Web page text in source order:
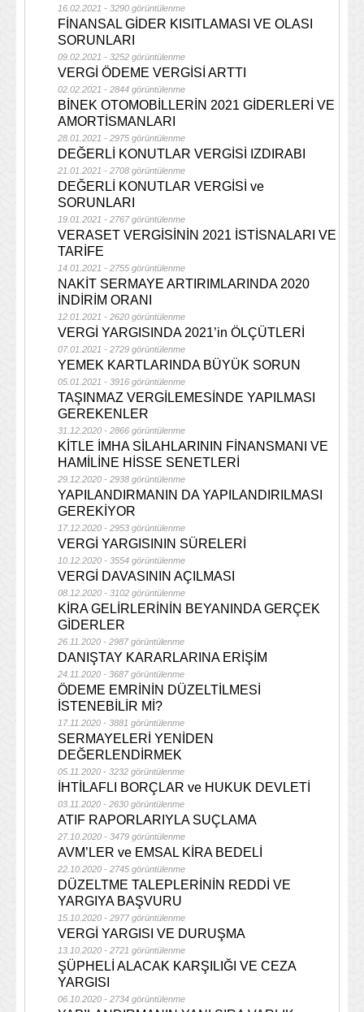
16.02.2021 - 3290 görüntülenme
FİNANSAL GİDER KISITLAMASI VE OLASI
SORUNLARI
09.02.2021 - 3252 görüntülenme
VERGİ ÖDEME VERGİSİ ARTTI
02.02.2021 - 2844 görüntülenme
BİNEK OTOMOBİLLERİN 2021 GİDERLERİ VE
AMORTİSMANLARI
28.01.2021 - 2975 görüntülenme
DEĞERLİ KONUTLAR VERGİSİ IZDIRABI
21.01.2021 - 2708 görüntülenme
DEĞERLİ KONUTLAR VERGİSİ ve
SORUNLARI
19.01.2021 - 2767 görüntülenme
VERASET VERGİSİNİN 2021 İSTİSNALARI VE
TARİFE
14.01.2021 - 2755 görüntülenme
NAKİT SERMAYE ARTIRIMLARINDA 2020
İNDİRİM ORANI
12.01.2021 - 2620 görüntülenme
VERGİ YARGISINDA 2021’in ÖLÇÜTLERİ
07.01.2021 - 2729 görüntülenme
YEMEK KARTLARINDA BÜYÜK SORUN
05.01.2021 - 3916 görüntülenme
TAŞINMAZ VERGİLEMESİNDE YAPILMASI
GEREKENLER
31.12.2020 - 2866 görüntülenme
KİTLE İMHA SİLAHLARININ FİNANSMANI VE
HAMİLİNE HİSSE SENETLERİ
29.12.2020 - 2938 görüntülenme
YAPILANDIRMANIN DA YAPILANDIRILMASI
GEREKİYOR
17.12.2020 - 2953 görüntülenme
VERGİ YARGISININ SÜRELERİ
10.12.2020 - 3554 görüntülenme
VERGİ DAVASININ AÇILMASI
08.12.2020 - 3102 görüntülenme
KİRA GELİRLERİNİN BEYANINDA GERÇEK
GİDERLER
26.11.2020 - 2987 görüntülenme
DANIŞTAY KARARLARINA ERİŞİM
24.11.2020 - 3687 görüntülenme
ÖDEME EMRİNİN DÜZELTİLMESİ
İSTENEBİLİR Mİ?
17.11.2020 - 3881 görüntülenme
SERMAYELERİ YENİDEN
DEĞERLENDİRMEK
05.11.2020 - 3232 görüntülenme
İHTİLAFLI BORÇLAR ve HUKUK DEVLETİ
03.11.2020 - 2630 görüntülenme
ATIF RAPORLARIYLA SUÇLAMA
27.10.2020 - 3479 görüntülenme
AVM’LER ve EMSAL KİRA BEDELİ
22.10.2020 - 2745 görüntülenme
DÜZELTME TALEPLERİNİN REDDİ VE
YARGIYA BAŞVURU
15.10.2020 - 2977 görüntülenme
VERGİ YARGISI VE DURUŞMA
13.10.2020 - 2721 görüntülenme
ŞÜPHELİ ALACAK KARŞILIĞI VE CEZA
YARGISI
06.10.2020 - 2734 görüntülenme